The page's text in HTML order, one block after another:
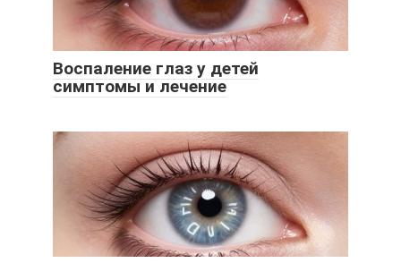
Воспаление глаз у детей
симптомы и лечение